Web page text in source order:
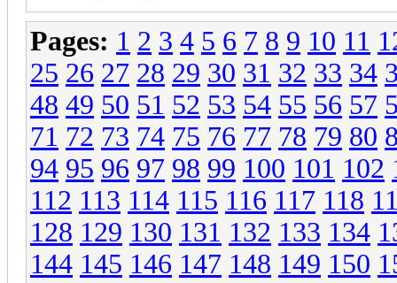
Pages: 1 2 3 4 5 6 7 8 9 10 11
25 26 27 28 29 30 31 32 33 34
48 49 50 51 52 53 54 55 56 57
71 72 73 74 75 76 77 78 79 80
94 95 96 97 98 99 100 101 102
112 113 114 115 116 117 118
128 129 130 131 132 133 134
144 145 146 147 148 149 150